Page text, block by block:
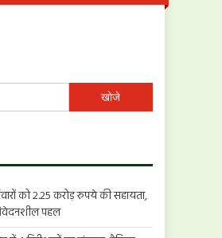
को
को 2.25 करोड़ रुपये की सहायता,
पहल